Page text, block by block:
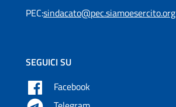
PEC:sindacato@pec.siamoesercito.org
SEGUICI SU
Facebook